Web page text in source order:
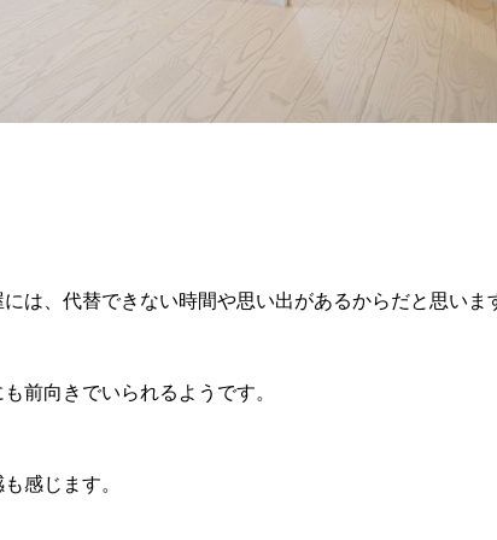
は、代替できない時間や思い出があるからだと思いま
前向きでいられるようです。
感じます。